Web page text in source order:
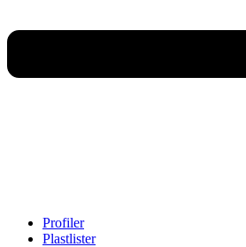
Profiler
Plastlister